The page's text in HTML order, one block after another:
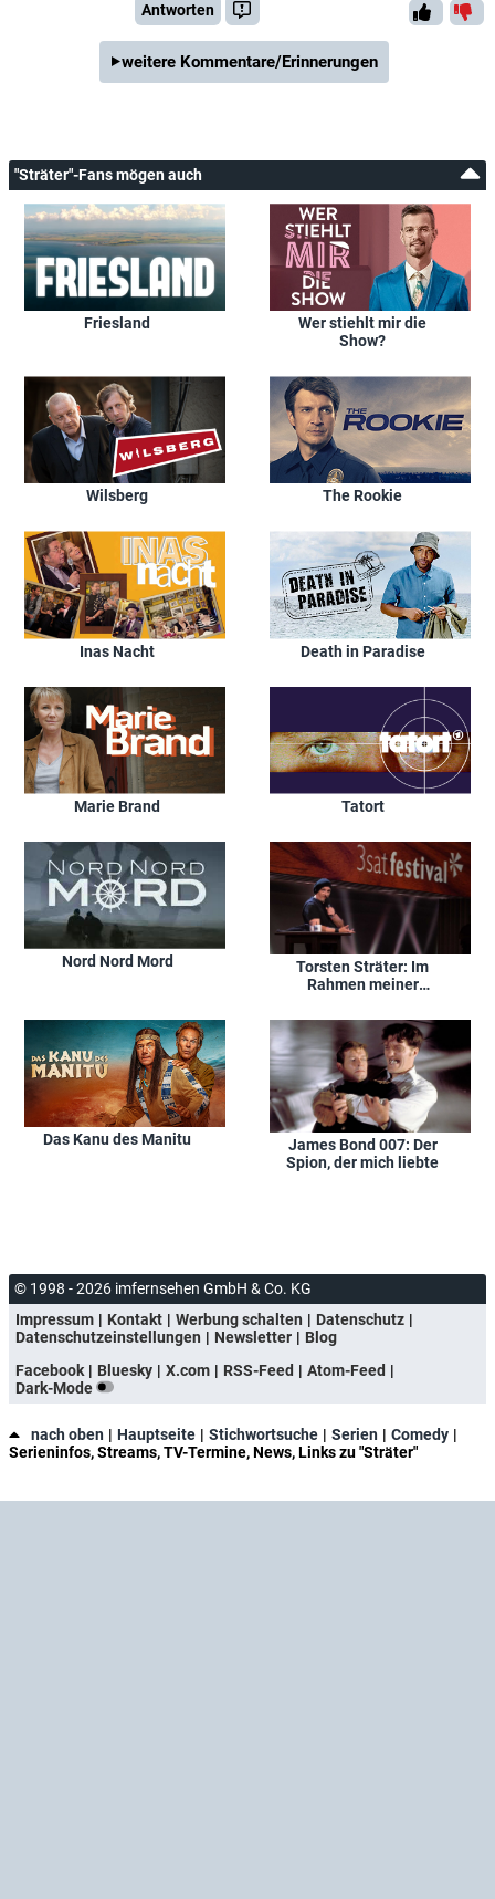
Antworten
weitere Kommentare/Erinnerungen
"Sträter"-Fans mögen auch
Friesland
Wer stiehlt mir die
Show?
Wilsberg The Rookie
Inas Nacht Death in Paradise
Marie Brand Tatort
Nord Nord Mord
Torsten Sträter: Im
Rahmen meiner
Das Kanu des Manitu
James Bond 007: Der
Spion, der mich liebte
© 1998 - 2026 imfernsehen GmbH & Co. KG
Impressum
Kontakt Werbung schalten
Datenschutz
Datenschutzeinstellungen
Newsletter
Blog
Facebook
Bluesky X.com RSS-Feed
Atom-Feed
Dark-Mode
nach oben Hauptseite Stichwortsuche Serien
Comedy
Serieninfos, Streams, TV-Termine, News, Links zu "Sträter"